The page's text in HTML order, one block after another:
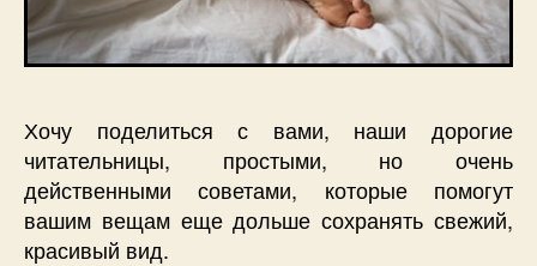
Хочу поделиться с вами, наши дорогие
читательницы, простыми, но очень
действенными советами, которые помогут
вашим вещам еще дольше сохранять свежий,
красивый вид.